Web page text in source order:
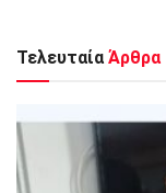
Τελευταία Άρθρα